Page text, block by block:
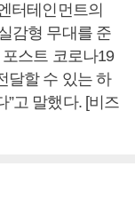
터테인먼트의
감형 무대를 준
스트 코로나19
달할 수 있는 하
”고 말했다. [비즈